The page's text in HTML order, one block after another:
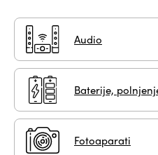
Audio
Baterije,
Fotoaparati